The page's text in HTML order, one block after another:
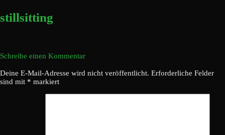
stillsitting
Schreibe einen Kommentar
Deine E-Mail-Adresse wird nicht veröffentlicht. Erforderliche Felder
sind mit * markiert